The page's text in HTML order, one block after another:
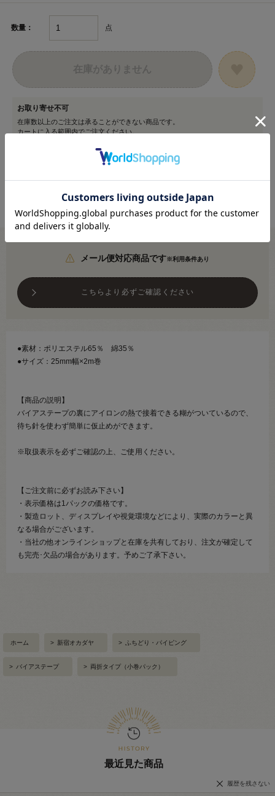
数量： 点
在庫がありません
お取り寄せ不可
在庫数以上のご注文は承ることができない商品です。
カートに入る範囲内でご注文ください。
メール便対応商品です※利用条件あり
こちらより必ずご確認ください
●素材：ポリエステル65％ 綿35％
●サイズ：25mm幅×2m巻
【商品の説明】
バイアステープの裏にアイロンの熱で接着できる糊がついているので、
待ち針を使わず簡単に仮止めができます。
※取扱表示を必ずご確認の上、ご使用ください。
【ご注文前に必ずお読み下さい】
・表示価格は1パックの価格です。
・製造ロット、ディスプレイや視覚環境などにより、実際のカラーと異
なる場合がございます。
・当社の他オンラインショップと在庫を共有しており、注文が確定して
も完売･欠品の場合があります。予めご了承下さい。
ホーム > 新宿オカダヤ > ふちどり・パイピング
> バイアステープ > 両折タイプ（小巻パック）
最近見た商品
履歴を残さない